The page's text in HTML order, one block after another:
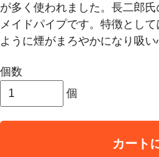
が多く使われました。長二郎
メイドパイプです。特徴とし
ように煙がまろやかになり吸い
個数
個
カート